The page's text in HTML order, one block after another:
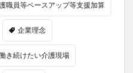
職員等ベースアップ等支援加算
企業理念
き続けたい介護現場